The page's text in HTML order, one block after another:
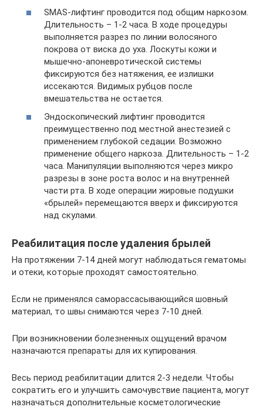
SMAS-лифтинг проводится под общим наркозом.
Длительность – 1-2 часа. В ходе процедуры
выполняется разрез по линии волосяного
покрова от виска до уха. Лоскуты кожи и
мышечно-апоневротической системы
фиксируются без натяжения, ее излишки
иссекаются. Видимых рубцов после
вмешательства не остается.
Эндоскопический лифтинг проводится
преимущественно под местной анестезией с
применением глубокой седации. Возможно
применение общего наркоза. Длительность – 1-2
часа. Манипуляции выполняются через микро
разрезы в зоне роста волос и на внутренней
части рта. В ходе операции жировые подушки
«брылей» перемещаются вверх и фиксируются
над скулами.
Реабилитация после удаления брылей
На протяжении 7-14 дней могут наблюдаться гематомы
и отеки, которые проходят самостоятельно.
Если не применялся саморассасывающийся шовный
материал, то швы снимаются через 7-10 дней.
При возникновении болезненных ощущений врачом
назначаются препараты для их купирования.
Весь период реабилитации длится 2-3 недели. Чтобы
сократить его и улучшить самочувствие пациента, могут
назначаться дополнительные косметологические